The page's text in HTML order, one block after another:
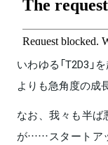
いわゆる「T2D3」
よりも急角度の成
なお、我々も半
が……スタートア